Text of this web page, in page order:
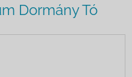
Dormány Tó